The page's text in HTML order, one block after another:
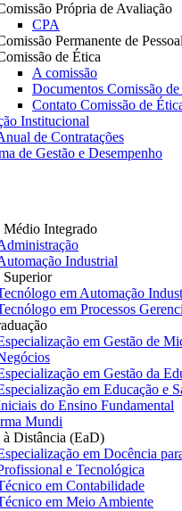
Própria de Avaliação
CPA
Permanente de
de Ética
A comissão
Documentos Comissão
Contato Comissão de
Institucional
de Contratações
de Gestão e Desempenho
Médio Integrado
Industrial
Superior
em Automação
em Processos
em Gestão de
em Gestão da
em Educação e
do Ensino Fundamental
Mundi
à Distância (EaD)
em Docência
e Tecnológica
em Contabilidade
em Meio Ambiente